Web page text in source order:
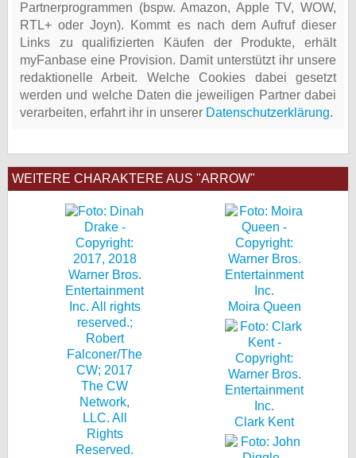
Partnerprogrammen (bspw. Amazon, Apple TV, WOW,
RTL+ oder Joyn). Kommt es nach dem Aufruf dieser
Links zu qualifizierten Käufen der Produkte, erhält
myFanbase eine Provision. Damit unterstützt ihr unsere
redaktionelle Arbeit. Welche Cookies dabei gesetzt
werden und welche Daten die jeweiligen Partner dabei
verarbeiten, erfahrt ihr in unserer Datenschutzerklärung.
WEITERE CHARAKTERE AUS "ARROW"
Moira Queen
Clark Kent